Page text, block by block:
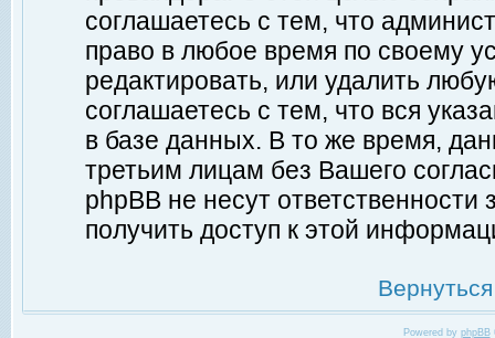
соглашаетесь с тем, что
право в любое время по своему
редактировать, или удалить
соглашаетесь с тем, что вся
в базе данных. В то же время,
третьим лицам без Вашего
phpBB не несут ответственности
получить доступ к этой
Powered by phpBB